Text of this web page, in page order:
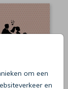
om een
en